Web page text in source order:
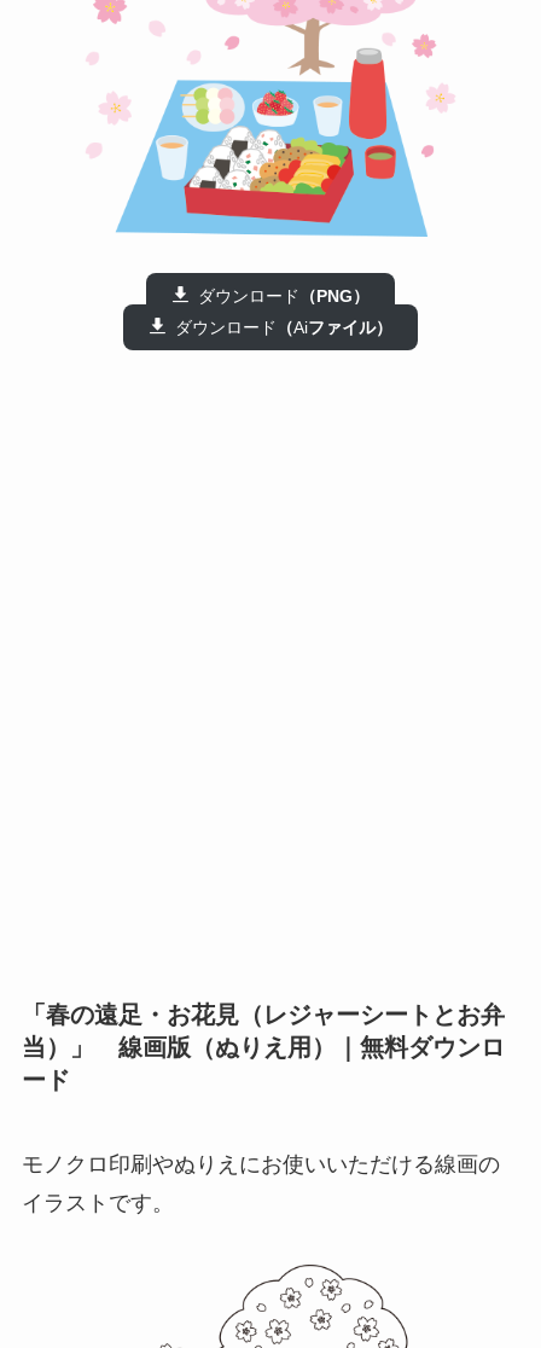
ダウンロード （PNG）
ダウンロード （Aiファイル）
「春の遠足・お花見（レジャーシートとお弁
当）」 線画版（ぬりえ用）｜無料ダウンロ
ード
モノクロ印刷やぬりえにお使いいただける線画の
イラストです。